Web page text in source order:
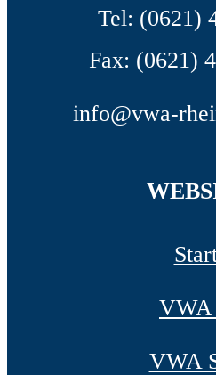
Tel: (0621)
Fax: (0621)
info@vwa-
VWA
VWA